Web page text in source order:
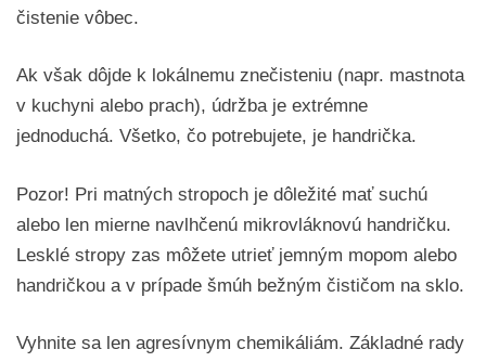
čistenie vôbec.
Ak však dôjde k lokálnemu znečisteniu (napr. mastnota
v kuchyni alebo prach), údržba je extrémne
jednoduchá. Všetko, čo potrebujete, je handrička.
Pozor! Pri matných stropoch je dôležité mať suchú
alebo len mierne navlhčenú mikrovláknovú handričku.
Lesklé stropy zas môžete utrieť jemným mopom alebo
handričkou a v prípade šmúh bežným čističom na sklo.
Vyhnite sa len agresívnym chemikáliám. Základné rady